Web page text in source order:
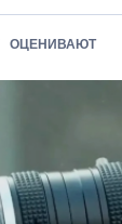
ОЦЕНИВАЮТ